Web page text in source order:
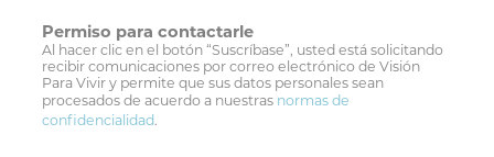
Permiso para contactarle
Al hacer clic en el botón “Suscríbase”, usted está solicitando
recibir comunicaciones por correo electrónico de Visión
Para Vivir y permite que sus datos personales sean
procesados de acuerdo a nuestras normas de
confidencialidad.